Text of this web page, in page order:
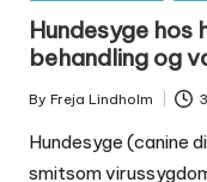
Hundesyge hos
behandling og
Posted
by
By Freja Lindholm
Hundesyge (canine
smitsom